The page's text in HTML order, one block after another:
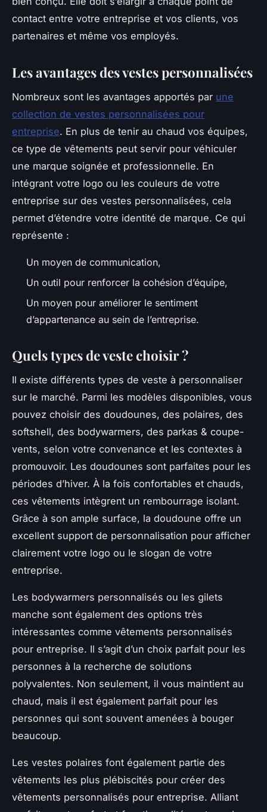
contact entre votre entreprise et vos clients, vos
partenaires et même vos employés.
Les avantages des vestes personnalisées
Nombreux sont les avantages apportés par une
collection de vestes personnalisées pour
entreprise. En plus de tenir au chaud vos équipes,
ce type de vêtements peut servir pour véhiculer
une marque soignée et professionnelle. En
intégrant votre logo ou les couleurs de votre
entreprise sur des vestes personnalisées, cela
permet d’étendre votre identité de marque. Ce qui
représente :
Un moyen de communication,
Un outil pour renforcer la cohésion d’équipe,
Un moyen pour améliorer le sentiment
d’appartenance au sein de l’entreprise.
Quels types de veste choisir ?
Il existe différents types de veste à personnaliser
sur le marché. Parmi les modèles disponibles, vous
pouvez choisir des doudounes, des polaires, des
softshell, des bodywarmers, des parkas & coupe-
vents, selon votre convenance et les contextes à
promouvoir. Les doudounes sont parfaites pour les
périodes d’hiver. À la fois confortables et chauds,
ces vêtements intègrent un rembourrage isolant.
Grâce à son ample surface, la doudoune offre un
excellent support de personnalisation pour afficher
clairement votre logo ou le slogan de votre
entreprise.
Les bodywarmers personnalisés ou les gilets
manche sont également des options très
intéressantes comme vêtements personnalisés
pour entreprise. Il s’agit d’un choix parfait pour les
personnes à la recherche de solutions
polyvalentes. Non seulement, il vous maintient au
chaud, mais il est également parfait pour les
personnes qui sont souvent amenées à bouger
beaucoup.
Les vestes polaires font également partie des
vêtements les plus plébiscités pour créer des
vêtements personnalisés pour entreprise. Alliant